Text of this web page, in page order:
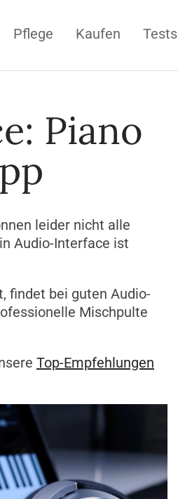
Pflege Kaufen Tests
Piano
leider nicht alle
Audio-Interface ist
findet bei guten Audio-
Mischpulte
Top-Empfehlungen